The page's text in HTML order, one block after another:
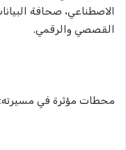
الاصطناعي، صحافة
القصصي والرقمي.
محطات مؤثرة في مسيرته: